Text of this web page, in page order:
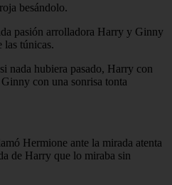
besándolo.
pasión arrolladora Harry y Ginny
las túnicas.
nada hubiera pasado, Harry con
con una sonrisa tonta
Hermione ante la mirada atenta
de Harry que lo miraba sin